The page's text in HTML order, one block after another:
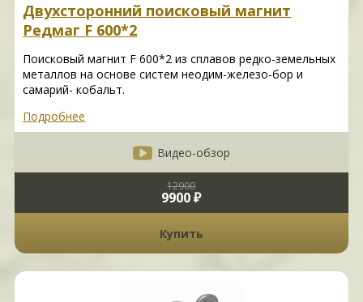
Двухсторонний поисковый магнит
Редмаг F 600*2
Поисковый магнит F 600*2 из сплавов редко-земельных
металлов на основе систем неодим-железо-бор и
самарий- кобальт.
Подробнее
Видео-обзор
12900
9900 ₽
Купить